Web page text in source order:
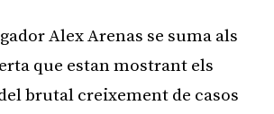
Alex Arenas se suma als
que estan mostrant els
brutal creixement de casos